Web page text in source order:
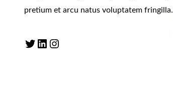
pretium et arcu natus voluptatem fringilla.
Twitter LinkedIn Instagram